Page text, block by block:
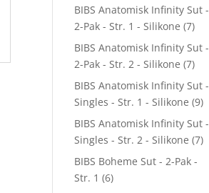
BIBS Anatomisk Infinity Sut -
2-Pak - Str. 1 - Silikone (7)
BIBS Anatomisk Infinity Sut -
2-Pak - Str. 2 - Silikone (7)
BIBS Anatomisk Infinity Sut -
Singles - Str. 1 - Silikone (9)
BIBS Anatomisk Infinity Sut -
Singles - Str. 2 - Silikone (7)
BIBS Boheme Sut - 2-Pak -
Str. 1 (6)